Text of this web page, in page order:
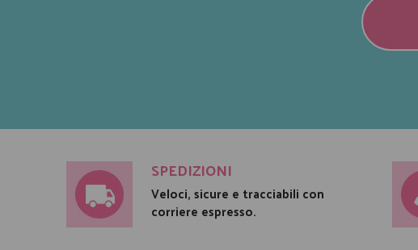
SPEDIZIONI
Veloci, sicure e tracciabili con
corriere espresso.